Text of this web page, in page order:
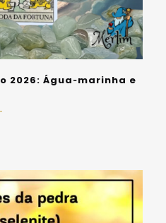
2026: Água‑marinha e